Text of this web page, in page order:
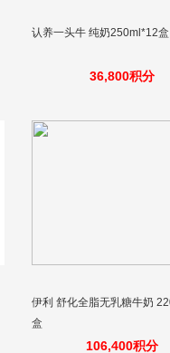
认养一头牛 纯奶250ml*12盒
36,800积分
伊利 舒化全脂无乳糖牛奶
盒
106,400积分